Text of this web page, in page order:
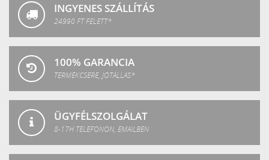
INGYENES SZÁLLÍTÁS
24990 FT FELETT*
100% GARANCIA
TERMÉKCSERE, JÓTÁLLÁS*
ÜGYFÉLSZOLGÁLAT
8-17H TELEFONON, EMAILBEN